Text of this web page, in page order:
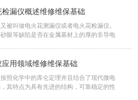
漏仪概述维修维保基础
被叫做电火花测漏仪或者电火花检漏仪。
眼等缺陷是否在金属基材上的厚的非导电
应用领域维修维保基础
照化学中的库仑定理并且结合了现代微电
其特点为具有先进的结构，可靠稳定的性